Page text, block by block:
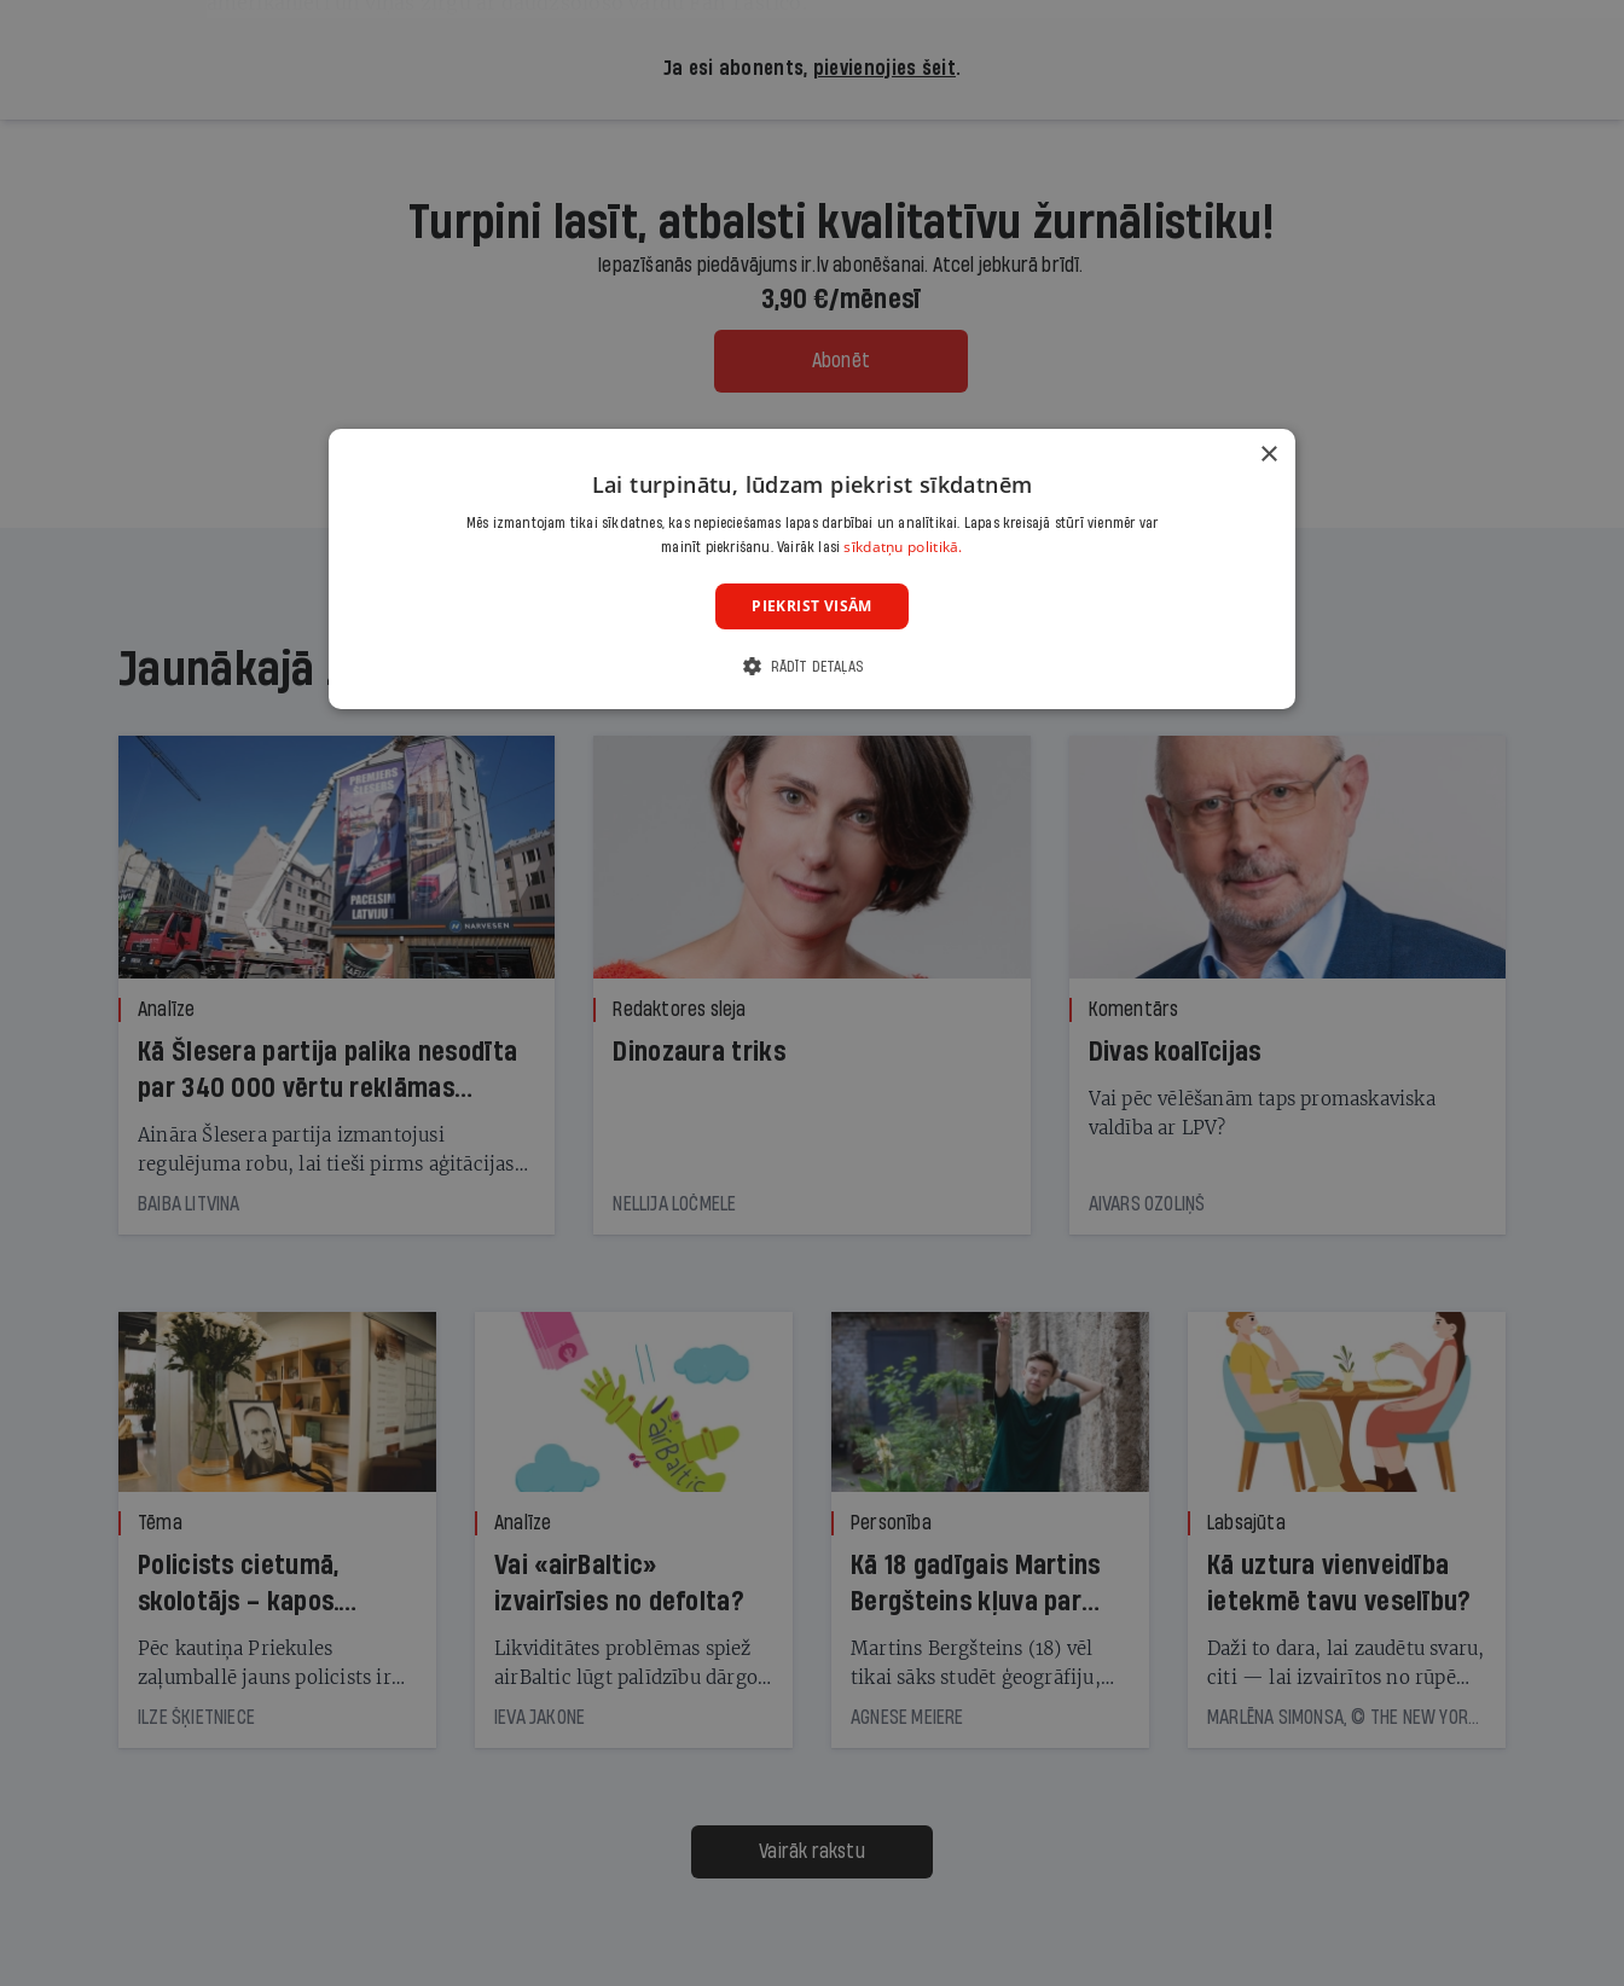
Ja esi abonents, pievienojies šeit.
Turpini lasīt, atbalsti kvalitatīvu žurnālistiku!
Iepazīšanās piedāvājums ir.lv abonēšanai. Atcel jebkurā brīdī.
3,90 €/mēnesī
Abonēt
Jaunākajā žurnālā
Analīze
Kā Šlesera partija palika nesodīta
par 340 000 vērtu reklāmas
kampaņu
Aināra Šlesera partija izmantojusi
regulējuma robu, lai tieši pirms aģitācijas
starta izreklamētos par summu, kas
BAIBA LITVINA
Redaktores sleja
Dinozaura triks
NELLIJA LOČMELE
Komentārs
Divas koalīcijas
Vai pēc vēlēšanām taps promaskaviska
valdība ar LPV?
AIVARS OZOLIŅŠ
Tēma
Policists cietumā,
skolotājs – kapos.
Reibuma cena Priekulē
Pēc kautiņa Priekules
zaļumballē jauns policists ir
nonācis cietumā, bet
cienījams pedagogs — kapos.
ILZE ŠĶIETNIECE
Analīze
Vai «airBaltic»
izvairīsies no defolta?
Likviditātes problēmas spiež
airBaltic lūgt palīdzību dārgo
obligāciju turētājiem, taču
samaksāt augstos procentus,
kas jāpārskaita jau trīs dienas
pirms nākamās sapulces
IEVA JAKONE
Personība
Kā 18 gadīgais Martins
Bergšteins kļuva par
laika ziņu seju?
Martins Bergšteins (18) vēl
tikai sāks studēt ģeogrāfiju,
bet viņa sacītajam jau uzticas
uzcītīga darba, mammas
atbalsts un drosme turpināt
meteovērojumus arī tad, kad
AGNESE MEIERE
Labsajūta
Kā uztura vienveidība
ietekmē tavu veselību?
Daži to dara, lai zaudētu svaru,
citi — lai izvairītos no rūpēm,
kas saistītas ar ēdienreižu
Vairāk rakstu
×
Lai turpinātu, lūdzam piekrist sīkdatnēm
Mēs izmantojam tikai sīkdatnes, kas nepieciešamas lapas darbībai un analītikai. Lapas kreisajā stūrī vienmēr var
mainīt piekrišanu. Vairāk lasisīkdatņu politikā.
PIEKRIST VISĀM
RĀDĪT DETAĻAS